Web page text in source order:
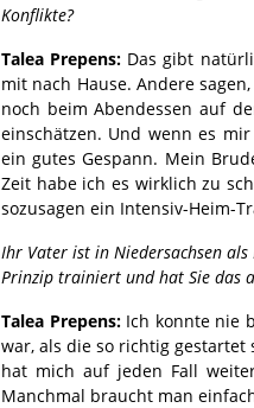
Konflikte?
Talea Prepens: Das gibt
mit nach Hause. Andere
noch beim Abendessen auf
einschätzen. Und wenn es
ein gutes Gespann. Mein
Zeit habe ich es wirklich zu
sozusagen ein Intensiv-Heim-
Ihr Vater ist in Niedersachsen
Prinzip trainiert und hat Sie das
Talea Prepens:Ich konnte nie
war, als die so richtig
hat mich auf jeden Fall
Manchmal braucht man